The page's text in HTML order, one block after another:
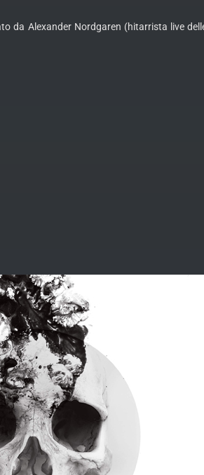
Alexander Nordgaren (hitarrista live